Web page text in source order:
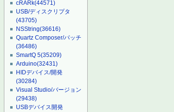
cRARk(44571)
USB/ディスクリプタ
(43705)
NSString(36616)
Quartz Composer/パッチ
(36486)
SmartQ 5(35209)
Arduino(32431)
HIDデバイス/開発
(30284)
Visual Studio/バージョン
(29438)
USBデバイス開発